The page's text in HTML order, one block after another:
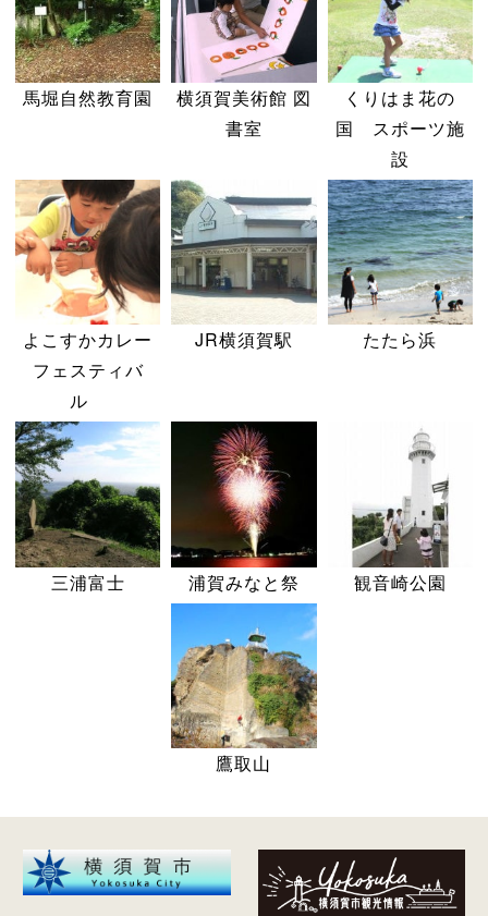
馬堀自然教育園
横須賀美術館 図
書室
くりはま花の
国 スポーツ施
設
よこすかカレー
フェスティバ
ル
JR横須賀駅 たたら浜
三浦富士 浦賀みなと祭 観音崎公園
鷹取山